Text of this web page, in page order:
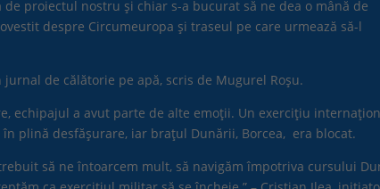
proiectul nostru și chiar s-a bucurat să ne dea o mână de
despre Circumeuropa și traseul pe care urmează să-l
de călătorie pe apă, scris de Mugurel Roșu.
echipajul a avut parte de alte emoții. Un exercițiu
plină desfășurare, iar brațul Dunării, Borcea, era blocat.
să ne întoarcem mult, să navigăm împotriva cursului